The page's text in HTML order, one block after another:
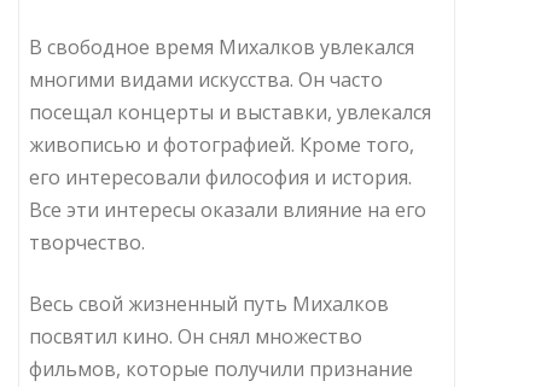
В свободное время Михалков увлекался
многими видами искусства. Он часто
посещал концерты и выставки, увлекался
живописью и фотографией. Кроме того,
его интересовали философия и история.
Все эти интересы оказали влияние на его
творчество.
Весь свой жизненный путь Михалков
посвятил кино. Он снял множество
фильмов, которые получили признание